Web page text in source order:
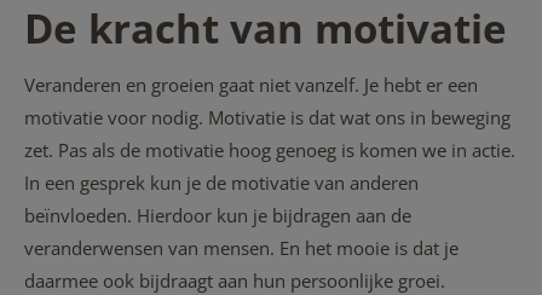
De kracht van motivatie
Veranderen en groeien gaat niet vanzelf. Je hebt er een
motivatie voor nodig. Motivatie is dat wat ons in beweging
zet. Pas als de motivatie hoog genoeg is komen we in actie.
In een gesprek kun je de motivatie van anderen
beïnvloeden. Hierdoor kun je bijdragen aan de
veranderwensen van mensen. En het mooie is dat je
daarmee ook bijdraagt aan hun persoonlijke groei.